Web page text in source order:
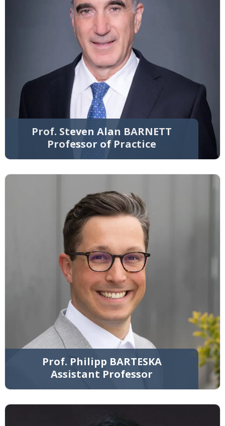
Prof. Steven Alan BARNETT
Professor of Practice
Prof. Philipp BARTESKA
Assistant Professor